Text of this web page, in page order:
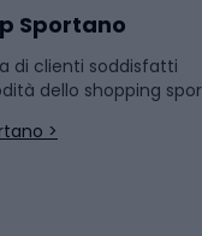
Sportano
di clienti soddisfatti
dello shopping
>